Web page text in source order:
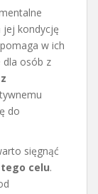
jej kondycję
w ich
dla osób z
do
sięgnąć
celu.